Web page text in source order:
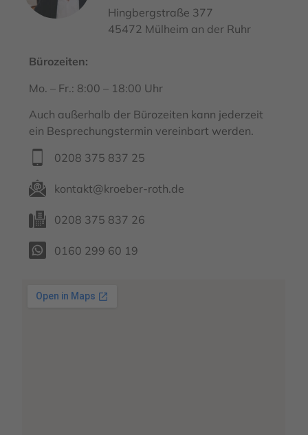
Hingbergstraße 377
45472 Mülheim an der Ruhr
Bürozeiten:
Mo. – Fr.: 8:00 – 18:00 Uhr
Auch außerhalb der Bürozeiten kann jederzeit
ein Besprechungstermin vereinbart werden.
0208 375 837 25
kontakt@kroeber-roth.de
0208 375 837 26
0160 299 60 19